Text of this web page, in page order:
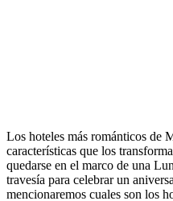
Los hoteles más románticos de
características que los
quedarse en el marco de una
travesía para celebrar un
mencionaremos cuales son los